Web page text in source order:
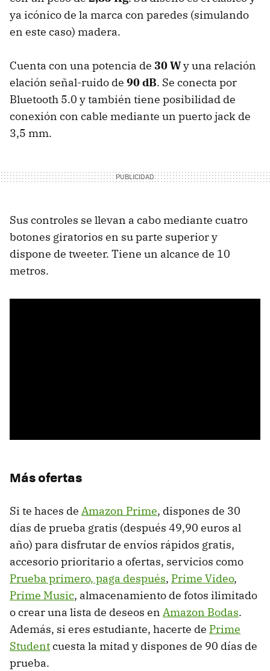
ya icónico de la marca con paredes (simulando
en este caso) madera.
Cuenta con una potencia de 30 Wy una relación
elación señal-ruido de 90 dB. Se conecta por
Bluetooth 5.0 y también tiene posibilidad de
conexión con cable mediante un puerto jack de
3,5 mm.
Sus controles se llevan a cabo mediante cuatro
botones giratorios en su parte superior y
dispone de tweeter. Tiene un alcance de 10
metros.
Más ofertas
Si te haces de Amazon Prime, dispones de 30
días de prueba gratis (después 49,90 euros al
año) para disfrutar de envíos rápidos gratis,
accesorio prioritario a ofertas, servicios como
Prueba primero, paga después, Prime Video,
Prime Music, almacenamiento de fotos ilimitado
o crear una lista de deseos en Amazon Bodas.
Además, si eres estudiante, hacerte de Prime
Studentcuesta la mitad y dispones de 90 días de
prueba.